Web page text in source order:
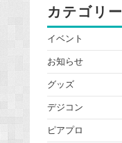
カテゴリー
イベント
お知らせ
グッズ
デジコン
ピアプロ